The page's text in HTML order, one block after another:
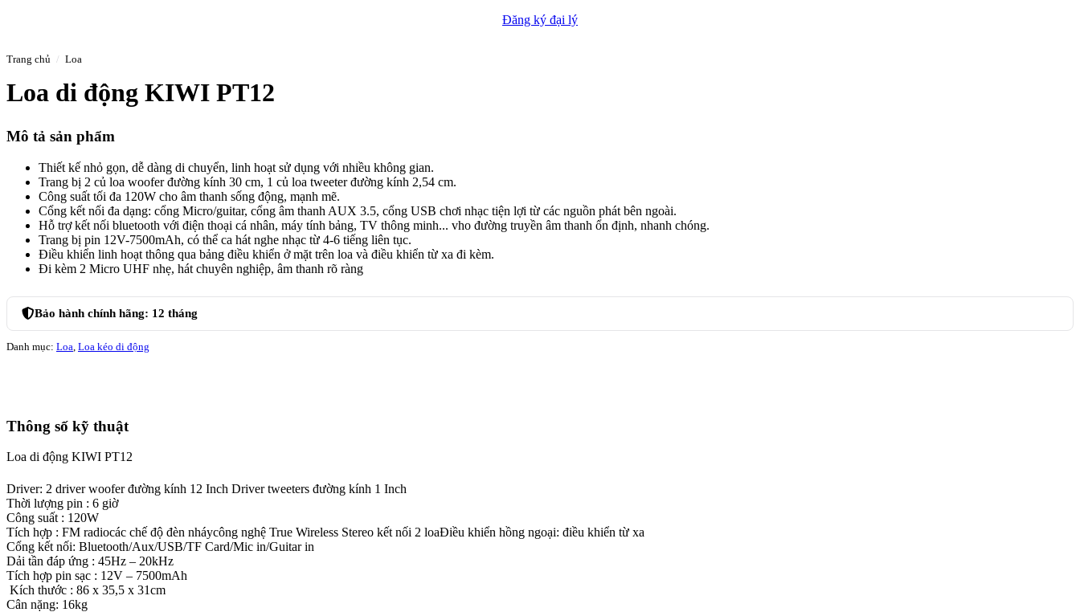
Đăng ký đại lý
Trang chủ / Loa
Loa di động KIWI PT12
Mô tả sản phẩm
Thiết kế nhỏ gọn, dễ dàng di chuyển, linh hoạt sử dụng với nhiều không gian.
Trang bị 2 củ loa woofer đường kính 30 cm, 1 củ loa tweeter đường kính 2,54 cm.
Công suất tối đa 120W cho âm thanh sống động, mạnh mẽ.
Cổng kết nối đa dạng: cổng Micro/guitar, cổng âm thanh AUX 3.5, cổng USB chơi nhạc tiện lợi từ các nguồn phát bên ngoài.
Hỗ trợ kết nối bluetooth với điện thoại cá nhân, máy tính bảng, TV thông minh... vho đường truyền âm thanh ổn định, nhanh chóng.
Trang bị pin 12V-7500mAh, có thể ca hát nghe nhạc từ 4-6 tiếng liên tục.
Điều khiển linh hoạt thông qua bảng điều khiển ở mặt trên loa và điều khiển từ xa đi kèm.
Đi kèm 2 Micro UHF nhẹ, hát chuyên nghiệp, âm thanh rõ ràng
Bảo hành chính hãng: 12 tháng
Danh mục: Loa Loa kéo di động
Thông số kỹ thuật
Loa di động KIWI PT12
Driver: 2 driver woofer đường kính 12 Inch Driver tweeters đường kính 1 Inch
Thời lượng pin : 6 giờ
Công suất : 120W
Tích hợp : FM radiocác chế độ đèn nháycông nghệ True Wireless Stereo kết nối 2 loaĐiều khiển hồng ngoại: điều khiển từ xa
Cổng kết nối: Bluetooth/Aux/USB/TF Card/Mic in/Guitar in
Dải tần đáp ứng : 45Hz – 20kHz
Tích hợp pin sạc : 12V – 7500mAh
Kích thước : 86 x 35,5 x 31cm
Cân nặng: 16kg